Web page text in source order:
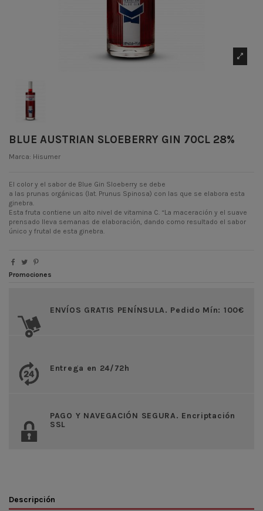
BLUE AUSTRIAN SLOEBERRY GIN 70CL 28%
Marca: Hisumer
El color y el sabor de Blue Gin Sloeberry se debe
a las prunas orgánicas (lat. Prunus Spinosa) con las que se elabora esta
ginebra.
Esta fruta contiene un alto nivel de vitamina C. “La maceración y el suave
prensado lleva semanas de elaboración, dando como resultado el sabor
único y frutal de esta ginebra.
Promociones
ENVÍOS GRATIS PENÍNSULA. Pedido Mín: 100€
Entrega en 24/72h
PAGO Y NAVEGACIÓN SEGURA. Encriptación
SSL
Descripción